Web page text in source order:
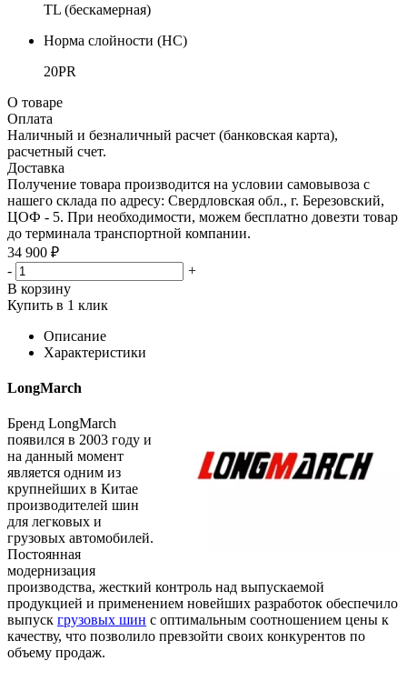
TL (бескамерная)
Норма слойности (НС)
20PR
О товаре
Оплата
Наличный и безналичный расчет (банковская карта),
расчетный счет.
Доставка
Получение товара производится на условии самовывоза с
нашего склада по адресу: Свердловская обл., г. Березовский,
ЦОФ - 5. При необходимости, можем бесплатно довезти товар
до терминала транспортной компании.
34 900 ₽
-
+
В корзину
Купить в 1 клик
Описание
Характеристики
LongMarch
Бренд LongMarch
появился в 2003 году и
на данный момент
является одним из
крупнейших в Китае
производителей шин
для легковых и
грузовых автомобилей.
Постоянная
модернизация
производства, жесткий контроль над выпускаемой
продукцией и применением новейших разработок обеспечило
выпуск грузовых шин с оптимальным соотношением цены к
качеству, что позволило превзойти своих конкурентов по
объему продаж.